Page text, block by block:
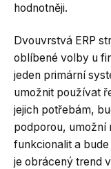
hodnotněji.
Dvouvrstvá ERP
oblíbené volby u
jeden primární
umožnit používat
jejich potřebám,
podporou, umožní
funkcionalit a
je obrácený trend